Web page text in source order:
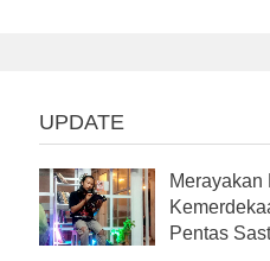
UPDATE
Merayakan
Pentas